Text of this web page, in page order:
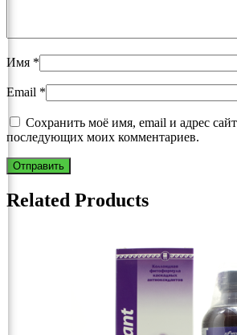
Имя *
Email *
Сохранить моё имя, email и адрес
последующих моих комментариев.
Related Products